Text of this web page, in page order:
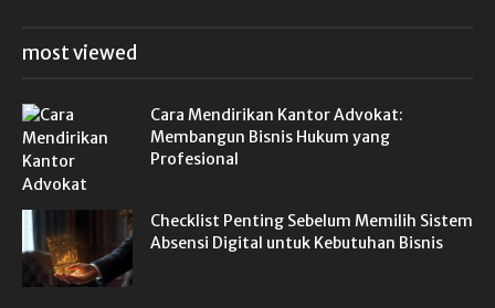
most viewed
Cara Mendirikan Kantor Advokat:
Membangun Bisnis Hukum yang
Profesional
Checklist Penting Sebelum Memilih Sistem
Absensi Digital untuk Kebutuhan Bisnis